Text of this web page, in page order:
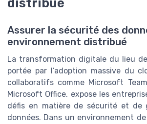
distribué
Assurer la sécurité des
environnement distribué
La transformation digitale du lieu
portée par l’adoption massive du
collaboratifs comme Microsoft
Microsoft Office, expose les
défis en matière de sécurité et de
données. Dans un environnement